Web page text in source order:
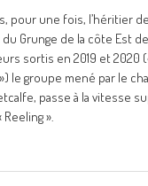
pour une fois, l’héritier
Grunge de la côte Est
sortis en 2019 et 2020
») le groupe mené par le
passe à la vitesse
».